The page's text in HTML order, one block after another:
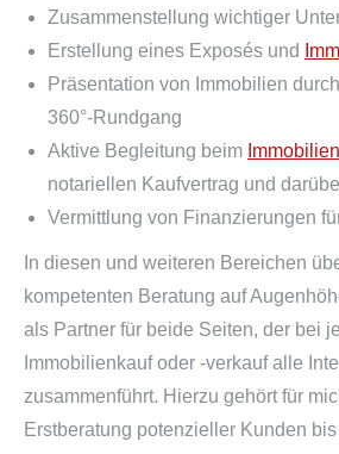
Zusammenstellung wichtiger
Erstellung eines Exposés und
Präsentation von Immobilien
360°-Rundgang
Aktive Begleitung beim
notariellen Kaufvertrag und
Vermittlung von Finanzierungen
In diesen und weiteren Bereichen
kompetenten Beratung auf
als Partner für beide Seiten, der bei
Immobilienkauf oder -verkauf alle
zusammenführt. Hierzu gehört für
Erstberatung potenzieller Kunden